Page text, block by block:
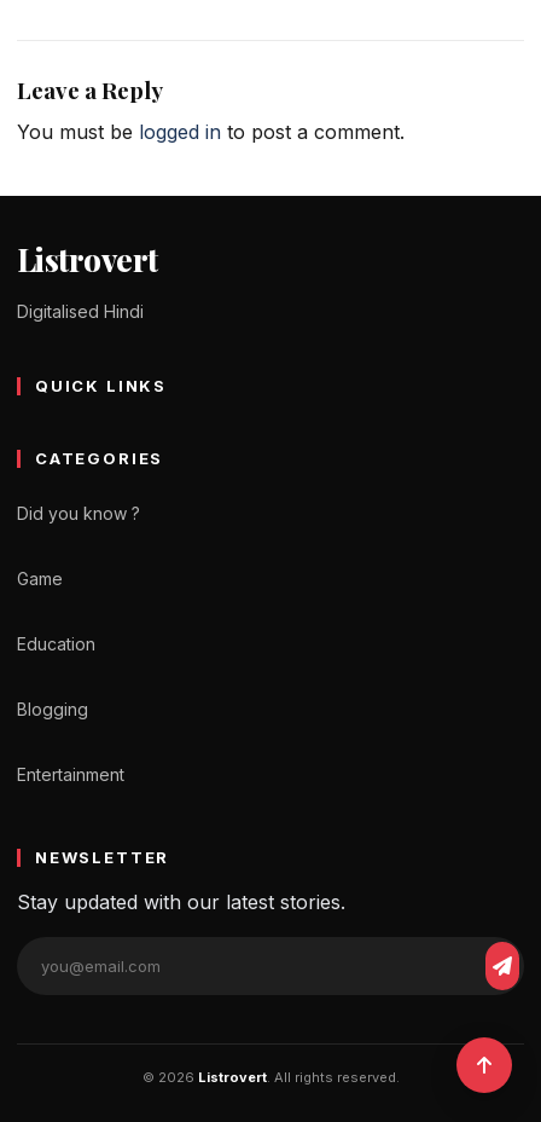
Leave a Reply
You must be logged in to post a comment.
Listrovert
Digitalised Hindi
QUICK LINKS
CATEGORIES
Did you know ?
Game
Education
Blogging
Entertainment
NEWSLETTER
Stay updated with our latest stories.
© 2026 Listrovert. All rights reserved.